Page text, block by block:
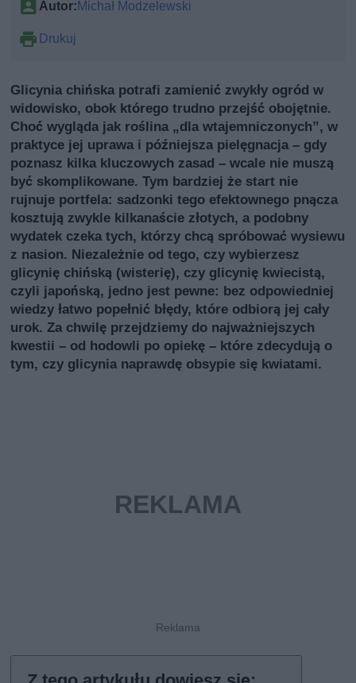
Autor: Michał Modzelewski
Drukuj
Glicynia chińska potrafi zamienić zwykły ogród w
widowisko, obok którego trudno przejść obojętnie.
Choć wygląda jak roślina „dla wtajemniczonych”, w
praktyce jej uprawa i późniejsza pielęgnacja – gdy
poznasz kilka kluczowych zasad – wcale nie muszą
być skomplikowane. Tym bardziej że start nie
rujnuje portfela: sadzonki tego efektownego pnącza
kosztują zwykle kilkanaście złotych, a podobny
wydatek czeka tych, którzy chcą spróbować wysiewu
z nasion. Niezależnie od tego, czy wybierzesz
glicynię chińską (wisterię), czy glicynię kwiecistą,
czyli japońską, jedno jest pewne: bez odpowiedniej
wiedzy łatwo popełnić błędy, które odbiorą jej cały
urok. Za chwilę przejdziemy do najważniejszych
kwestii – od hodowli po opiekę – które zdecydują o
tym, czy glicynia naprawdę obsypie się kwiatami.